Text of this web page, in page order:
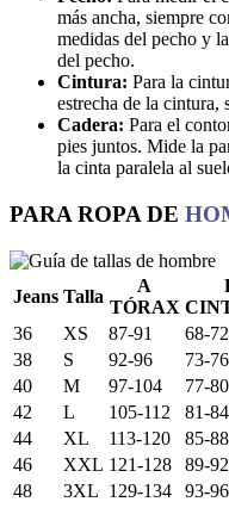
más ancha, siempre
medidas del pecho y
del pecho.
Cintura: Para la
estrecha de la cintura,
Cadera: Para el
pies juntos. Mide la
la cinta paralela al
PARA ROPA DE
Jeans Talla
A
TÓRAX
36
XS 87-91 68-72
38
S 92-96 73-76
40
M 97-104 77-80
42
L 105-112 81-84
44
XL 113-120 85-88
46
XXL 121-128 89-92
48
3XL 129-134 93-96